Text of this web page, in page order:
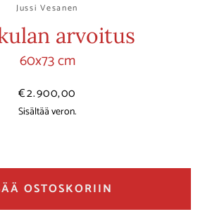
Jussi Vesanen
arvoitus
60x73 cm
Hinta
€2.900,00
Sisältää veron.
OSTOSKORIIN